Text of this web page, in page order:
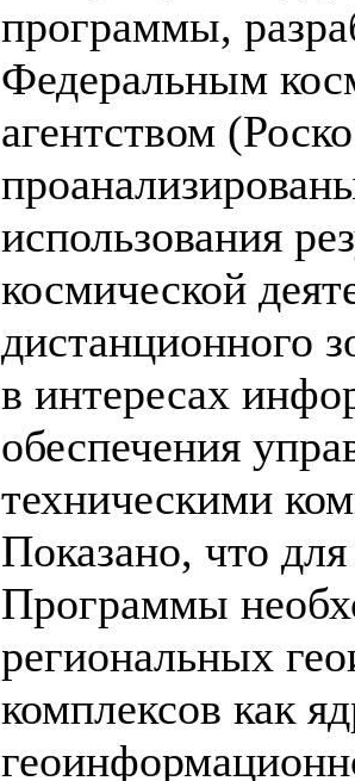
программы,
Федеральным
агентством
использования
космической
дистанционного
в интересах
обеспечения
техническими
Показано, что
Программы
региональных
комплексов как